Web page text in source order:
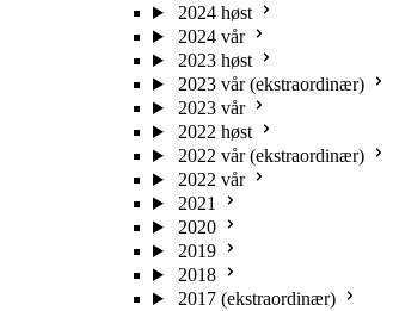
2024 høst
2024 vår
2023 høst
2023 vår (ekstraordinær)
2023 vår
2022 høst
2022 vår (ekstraordinær)
2022 vår
2021
2020
2019
2018
2017 (ekstraordinær)